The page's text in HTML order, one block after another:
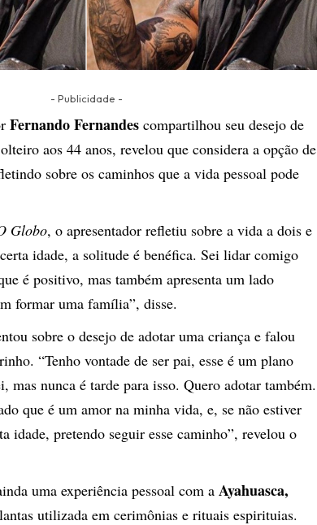
- Publicidade -
Fernando Fernandes compartilhou seu desejo de
aos 44 anos, revelou que considera a opção de
sobre os caminhos que a vida pessoal pode
Globo, o apresentador refletiu sobre a vida a dois e
idade, a solitude é benéfica. Sei lidar comigo
é positivo, mas também apresenta um lado
formar uma família”, disse.
sobre o desejo de adotar uma criança e falou
“Tenho vontade de ser pai, esse é um plano
mas nunca é tarde para isso. Quero adotar também.
que é um amor na minha vida, e, se não estiver
idade, pretendo seguir esse caminho”, revelou o
uma experiência pessoal com a Ayahuasca,
utilizada em cerimônias e rituais espirituias.